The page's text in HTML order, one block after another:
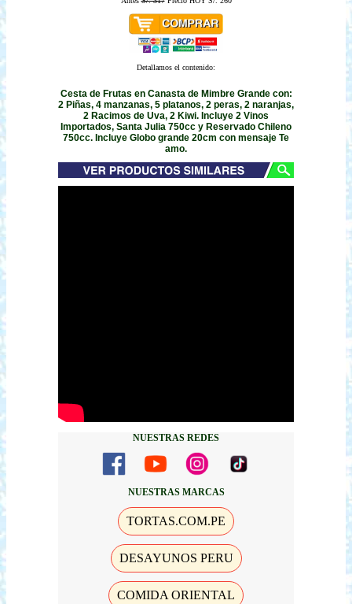
Detallamos el contenido:
Cesta de Frutas en Canasta de Mimbre Grande con:
2 Piñas, 4 manzanas, 5 platanos, 2 peras, 2 naranjas,
2 Racimos de Uva, 2 Kiwi. Incluye 2 Vinos
Importados, Santa Julia 750cc y Reservado Chileno
750cc. Incluye Globo grande 20cm con mensaje Te
amo.
NUESTRAS REDES
NUESTRAS MARCAS
TORTAS.COM.PE
DESAYUNOS PERU
COMIDA ORIENTAL